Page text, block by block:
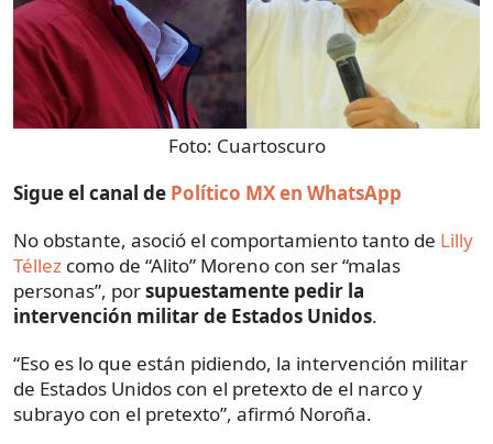
Foto: Cuartoscuro
Sigue el canal de Político MX en WhatsApp
No obstante, asoció el comportamiento tanto de Lilly
Téllez como de “Alito” Moreno con ser “malas
personas”, porsupuestamente pedir la
intervención militar de Estados Unidos.
“Eso es lo que están pidiendo, la intervención militar
de Estados Unidos con el pretexto de el narco y
subrayo con el pretexto”, afirmó Noroña.